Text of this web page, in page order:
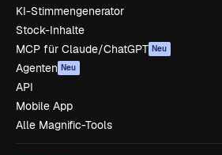
KI-Stimmengenerator
Stock-Inhalte
MCP für Claude/ChatGPT Neu
Agenten Neu
API
Mobile App
Alle Magnific-Tools